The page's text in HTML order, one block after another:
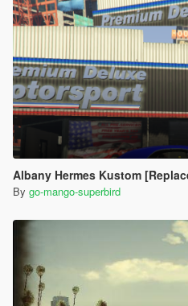
Albany Hermes Kustom [Replace
By go-mango-superbird